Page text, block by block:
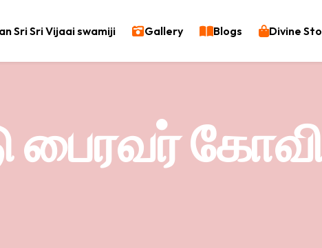
Sri Sri Vijaai swamiji Gallery Blogs Divine
பைரவர்